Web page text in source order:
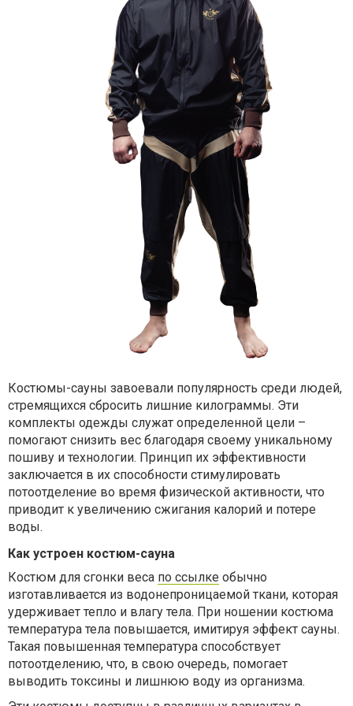
Костюмы-сауны завоевали популярность среди людей,
стремящихся сбросить лишние килограммы. Эти
комплекты одежды служат определенной цели –
помогают снизить вес благодаря своему уникальному
пошиву и технологии. Принцип их эффективности
заключается в их способности стимулировать
потоотделение во время физической активности, что
приводит к увеличению сжигания калорий и потере
воды.
Как устроен костюм-сауна
Костюм для сгонки веса по ссылке обычно
изготавливается из водонепроницаемой ткани, которая
удерживает тепло и влагу тела. При ношении костюма
температура тела повышается, имитируя эффект сауны.
Такая повышенная температура способствует
потоотделению, что, в свою очередь, помогает
выводить токсины и лишнюю воду из организма.